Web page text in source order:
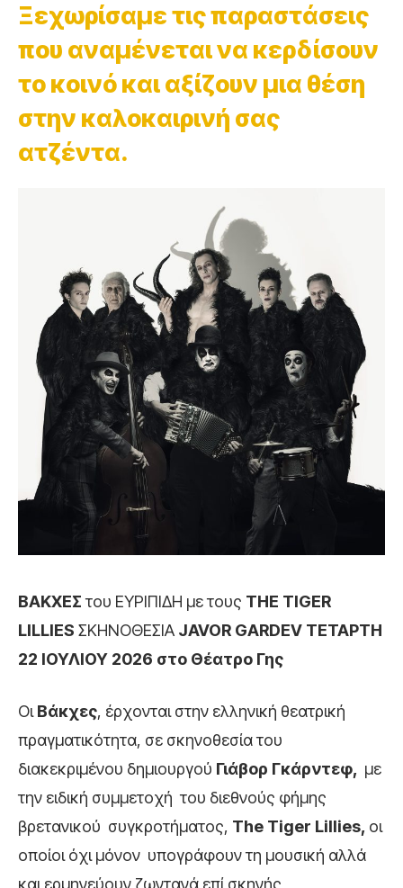
Ξεχωρίσαμε τις παραστάσεις
που αναμένεται να κερδίσουν
το κοινό και αξίζουν μια θέση
στην καλοκαιρινή σας
ατζέντα.
ΒΑΚΧΕΣτου ΕΥΡΙΠΙΔΗ με τους THE TIGER
LILLIES ΣΚΗΝΟΘΕΣΙΑ JAVOR GARDEV ΤΕΤΑΡΤΗ
22 ΙΟΥΛΙΟΥ 2026 στο Θέατρο Γης
OιΒάκχες, έρχονται στην ελληνική θεατρική
πραγματικότητα, σε σκηνοθεσία του
διακεκριμένου δημιουργού Γιάβορ Γκάρντεφ, με
την ειδική συμμετοχή του διεθνούς φήμης
βρετανικού συγκροτήματος, The Tiger Lillies, οι
οποίοι όχι μόνον υπογράφουν τη μουσική αλλά
και ερμηνεύουν ζωντανά επί σκηνής,